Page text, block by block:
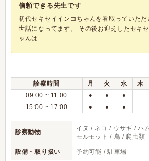
信頼できる先生です
初代セキセイインコちゃんを看取っていただ
世話になってます。 その後お迎えしたセキ
ゃんは...
診察時間 月 火 水 木
09:00 ~ 11:00
● ● ●
15:00 ~ 17:00 ● ● ●
診察動物
イヌ / ネコ / ウサギ / ハ
モルモット / 鳥 / 爬虫類
設備・取り扱い 予約可能 / 駐車場